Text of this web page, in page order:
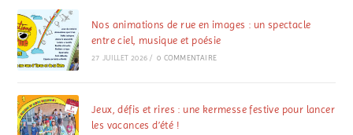
Nos animations de rue en images : un spectacle
entre ciel, musique et poésie
27 JUILLET 2026 / 0 COMMENTAIRE
Jeux, défis et rires : une kermesse festive pour lancer
les vacances d’été !